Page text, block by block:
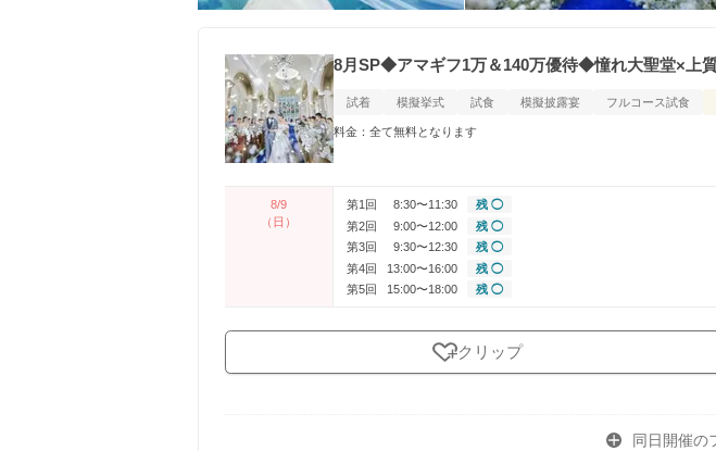
8月SP◆アマギフ1万＆140万優待◆憧れ大聖堂×上
試着 模擬挙式 試食 模擬披露宴 フルコース試食
料金：全て無料となります
8/9
（日）
第1回 8:30〜11:30
残 ◯
第2回
9:00〜12:00
残 ◯
第3回
9:30〜12:30
残 ◯
第4回
13:00〜16:00
残 ◯
第5回
15:00〜18:00 残 ◯
クリップ
同日開催の